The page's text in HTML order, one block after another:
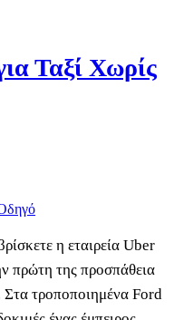
Ταξί Χωρίς
η εταιρεία Uber
πρώτη της προσπάθεια
Στα τροποποιημένα Ford